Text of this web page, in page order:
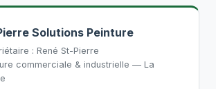
Solutions Peinture
: René St-Pierre
commerciale & industrielle — La